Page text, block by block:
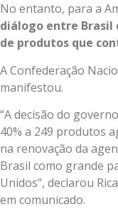
No entanto, para a
diálogo entre Brasil
de produtos que
A Confederação
manifestou.
“A decisão do
40% a 249 produtos
na renovação da
Brasil como grande
Unidos”, declarou
em comunicado.